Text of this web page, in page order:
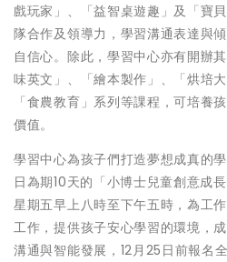
戲玩家」、「益智桌遊趣」及「寶
隊合作及領導力，學習溝通表達與
自信心。除此，學習中心亦有開辦
味英文」、「繪本製作」、「烘培
「食農教育」系列等課程，可培養
價值。
學習中心為孩子們打造夢想成真的
日為期10天的「小博士兒童創意成
星期五早上八時至下午五時，為工
工作，提供孩子安心學習的環境，
溝通與智能發展，12月25日前報名